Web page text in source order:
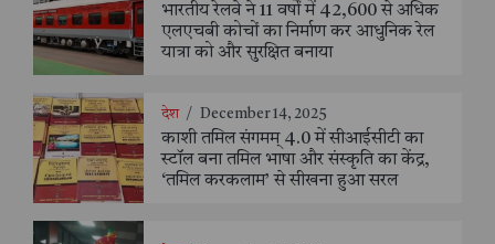
भारतीय रेलवे ने 11 वर्षों में 42,600 से अधिक
एलएचबी कोचों का निर्माण कर आधुनिक रेल
यात्रा को और सुरक्षित बनाया
देश / December 14, 2025
काशी तमिल संगमम् 4.0 में सीआईसीटी का
स्टॉल बना तमिल भाषा और संस्कृति का केंद्र,
‘तमिल करकलाम’ से सीखना हुआ सरल